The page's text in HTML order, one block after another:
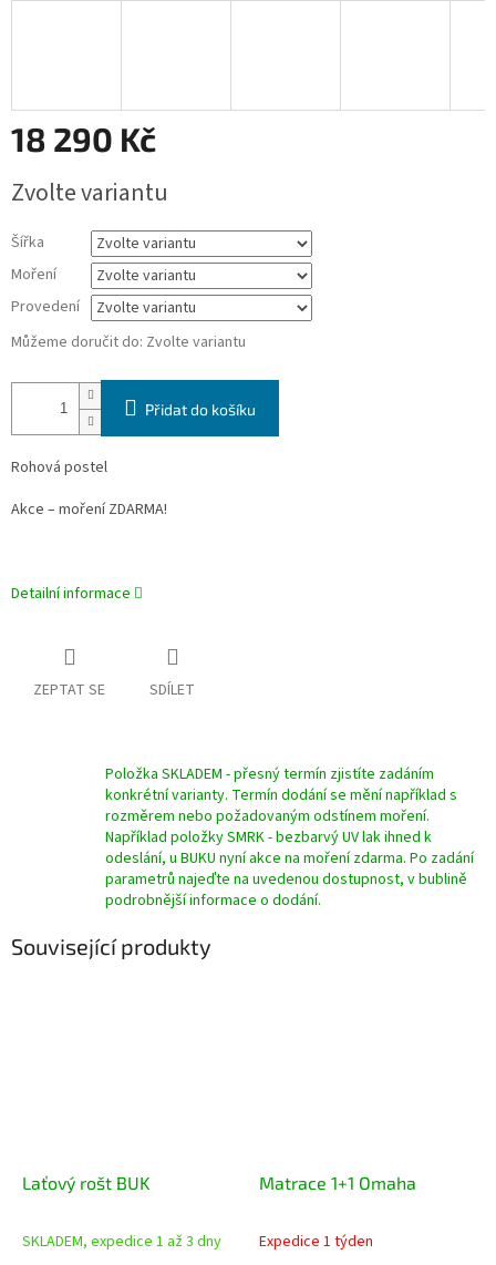
18 290 Kč
cena:
Zvolte variantu
Šířka
Moření
Provedení
Můžeme doručit do: Zvolte variantu
Přidat do košíku
Rohová postel
Akce – moření ZDARMA!
Detailní informace
ZEPTAT SE SDÍLET
Položka SKLADEM - přesný termín zjistíte zadáním
konkrétní varianty. Termín dodání se mění například s
rozměrem nebo požadovaným odstínem moření.
Například položky SMRK - bezbarvý UV lak ihned k
odeslání, u BUKU nyní akce na moření zdarma. Po zadání
parametrů najeďte na uvedenou dostupnost, v bublině
podrobnější informace o dodání.
Související produkty
Laťový rošt BUK
Průměrné
SKLADEM, expedice 1 až 3 dny
Matrace 1+1 Omaha
Průměrné
Expedice 1 týden